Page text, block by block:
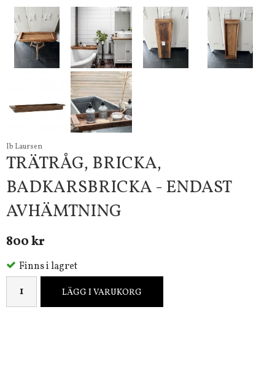
Ib Laursen
TRÄTRÅG, BRICKA,
BADKARSBRICKA - ENDAST
AVHÄMTNING
800 kr
Finns i lagret
LÄGG I VARUKORG